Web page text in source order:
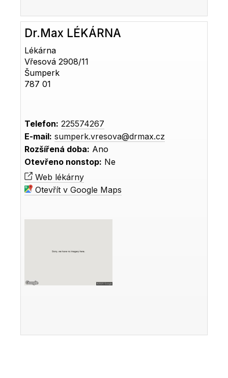
Dr.Max LÉKÁRNA
Lékárna
Vřesová 2908/11
Šumperk
787 01
Telefon: 225574267
E-mail: sumperk.vresova@drmax.cz
Rozšířená doba: Ano
Otevřeno nonstop: Ne
Web lékárny
Otevřít v Google Maps